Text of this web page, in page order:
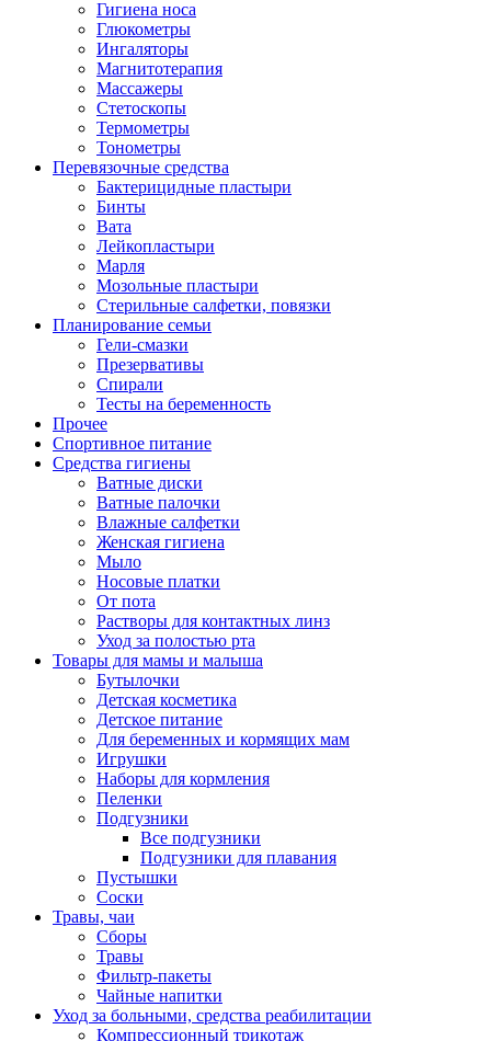
Гигиена носа
Глюкометры
Ингаляторы
Магнитотерапия
Массажеры
Стетоскопы
Термометры
Тонометры
Перевязочные средства
Бактерицидные пластыри
Бинты
Вата
Лейкопластыри
Марля
Мозольные пластыри
Стерильные салфетки, повязки
Планирование семьи
Гели-смазки
Презервативы
Спирали
Тесты на беременность
Прочее
Спортивное питание
Средства гигиены
Ватные диски
Ватные палочки
Влажные салфетки
Женская гигиена
Мыло
Носовые платки
От пота
Растворы для контактных линз
Уход за полостью рта
Товары для мамы и малыша
Бутылочки
Детская косметика
Детское питание
Для беременных и кормящих мам
Игрушки
Наборы для кормления
Пеленки
Подгузники
Все подгузники
Подгузники для плавания
Пустышки
Соски
Травы, чаи
Сборы
Травы
Фильтр-пакеты
Чайные напитки
Уход за больными, средства реабилитации
Компрессионный трикотаж